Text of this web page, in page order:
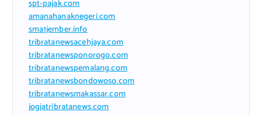
spt-pajak.com
amanahanaknegeri.com
sma1jember.info
tribratanewsacehjaya.com
tribratanewsponorogo.com
tribratanewspemalang.com
tribratanewsbondowoso.com
tribratanewsmakassar.com
jogjatribratanews.com